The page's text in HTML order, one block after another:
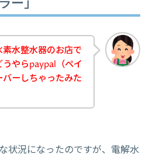
ー」
水整水器のお店で
やらpaypal（ペイ
ーしちゃったみた
状況になったのですが、電解水